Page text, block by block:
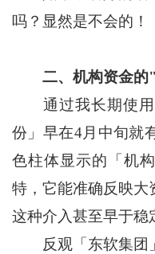
吗？显然是不会的！
二、机构资金
通过我长期使用
份」早在4月中旬就
色柱体显示的「机
特，它能准确反映大
这种介入甚至早于稳
反观「东软集团」